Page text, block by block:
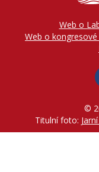
Web o
Web o
©
Titulní foto: